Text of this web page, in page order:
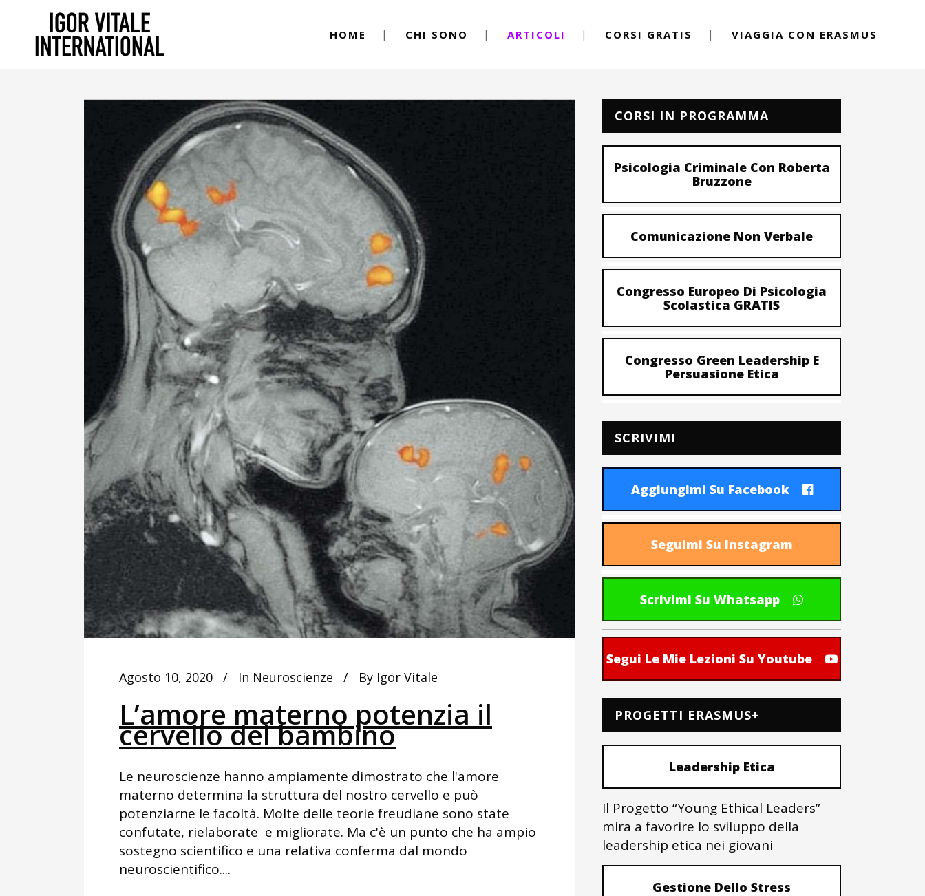
HOME CHI SONO ARTICOLI CORSI GRATIS VIAGGIA CON ERASMUS
Agosto 10, 2020 In Neuroscienze By Igor Vitale
L’amore materno potenzia il
cervello del bambino
Le neuroscienze hanno ampiamente dimostrato che l'amore
materno determina la struttura del nostro cervello e può
potenziarne le facoltà. Molte delle teorie freudiane sono state
confutate, rielaborate e migliorate. Ma c'è un punto che ha ampio
sostegno scientifico e una relativa conferma dal mondo
neuroscientifico....
CORSI IN PROGRAMMA
Psicologia Criminale Con Roberta
Bruzzone
Comunicazione Non Verbale
Congresso Europeo Di Psicologia
Scolastica GRATIS
Congresso Green Leadership E
Persuasione Etica
SCRIVIMI
Aggiungimi Su Facebook
Seguimi Su Instagram
Scrivimi Su Whatsapp
Segui Le Mie Lezioni Su Youtube
PROGETTI ERASMUS+
Leadership Etica
Il Progetto “Young Ethical Leaders”
mira a favorire lo sviluppo della
leadership etica nei giovani
Gestione Dello Stress